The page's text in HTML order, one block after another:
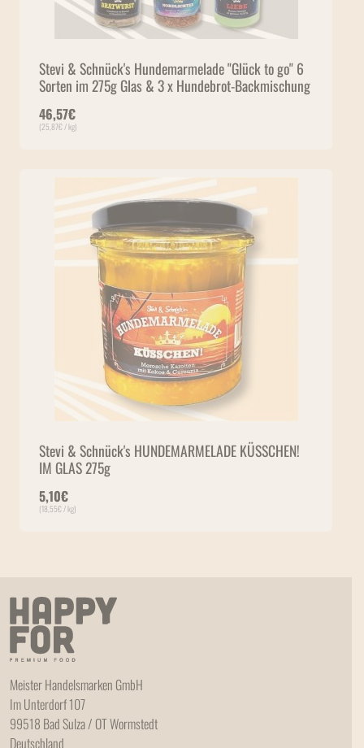
Stevi & Schnück's Hundemarmelade "Glück to go" 6
Sorten im 275g Glas & 3 x Hundebrot-Backmischung
46,57€
(25,87€ / kg)
Stevi & Schnück's HUNDEMARMELADE KÜSSCHEN!
IM GLAS 275g
5,10€
(18,55€ / kg)
Meister Handelsmarken GmbH
Im Unterdorf 107
99518 Bad Sulza / OT Wormstedt
Deutschland